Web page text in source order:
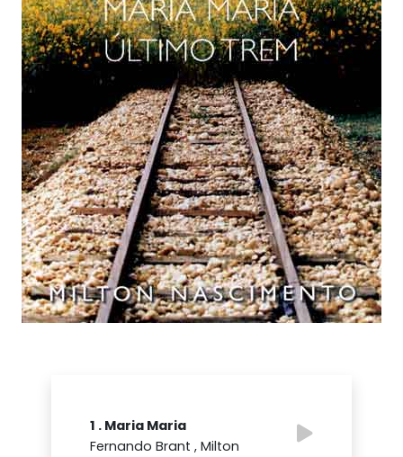
1 . Maria Maria
Fernando Brant , Milton